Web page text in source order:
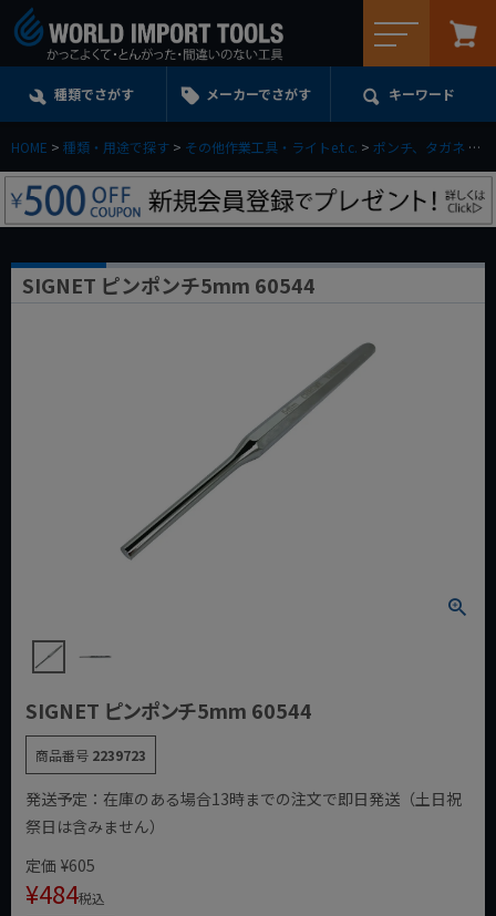
種類でさがす メーカーでさがす キーワード
HOME 種類・用途で探す その他作業工具・ライトe.t.c. ポンチ、タガネ
SIGNET ピンポンチ5mm 60544
SIGNET ピンポンチ5mm 60544
商品番号 2239723
発送予定：在庫のある場合13時までの注文で即日発送（土日祝
祭日は含みません）
定価 ¥605
¥484税込